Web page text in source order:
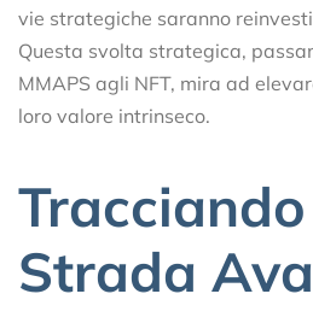
vie strategiche saranno
Questa svolta strategica,
MMAPS agli NFT, mira ad
loro valore intrinseco.
Strada